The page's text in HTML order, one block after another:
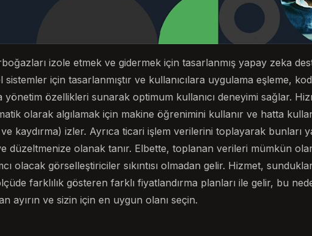
izole etmek ve gidermek için tasarlanmış yapay zeka
için tasarlanmıştır ve kullanıcılara uygulama eşleme,
özellikleri sunarak optimum kullanıcı deneyimi sağlar.
olarak algılamak için makine öğrenimini kullanır ve hatta
kaydırma) izler. Ayrıca ticari işlem verilerini toplayarak bunları
düzeltmenize olanak tanır. Elbette, toplanan verileri mümkün
olacak görselleştiriciler sıkıntısı olmadan gelir. Hizmet,
farklılık gösteren farklı fiyatlandırma planları ile gelir, bu
ayırın ve sizin için en uygun olanı seçin.